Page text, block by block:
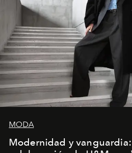
MODA
Modernidad y